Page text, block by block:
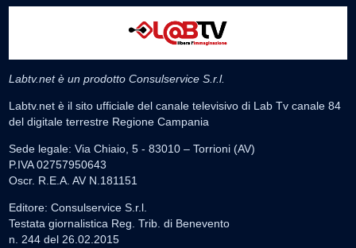
Labtv.net è un prodotto Consulservice S.r.l.
Labtv.net è il sito ufficiale del canale televisivo di Lab Tv canale 84
del digitale terrestre Regione Campania
Sede legale: Via Chiaio, 5 - 83010 – Torrioni (AV)
P.IVA 02757950643
Oscr. R.E.A. AV N.181151
Editore: Consulservice S.r.l.
Testata giornalistica Reg. Trib. di Benevento
n. 244 del 26.02.2015